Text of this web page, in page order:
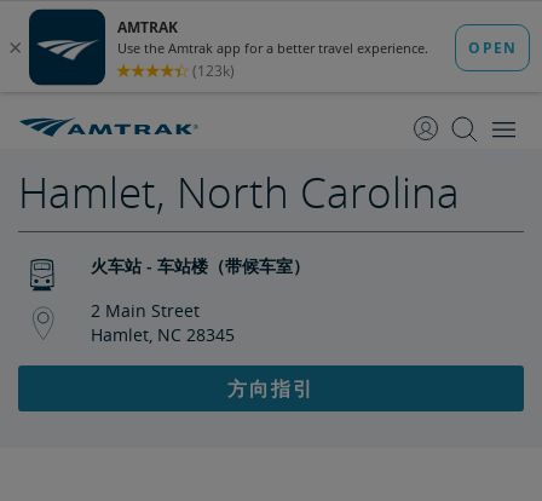
至
至
Hamlet, North Carolina
火车站 - 车站楼（带候车室）
2 Main Street
Hamlet, NC 28345
方向指引